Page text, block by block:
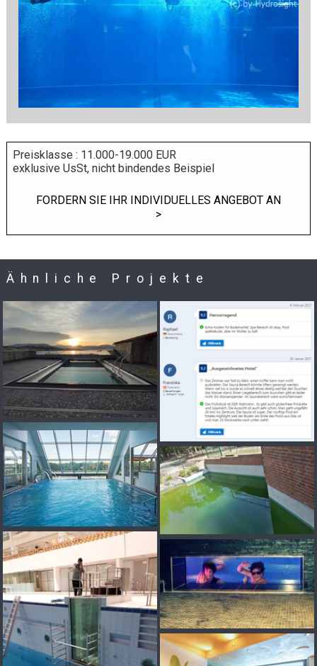
Preisklasse : 11.000-19.000 EUR
exklusive UsSt, nicht bindendes Beispiel
FORDERN SIE IHR INDIVIDUELLES ANGEBOT AN
>
Ähnliche Projekte